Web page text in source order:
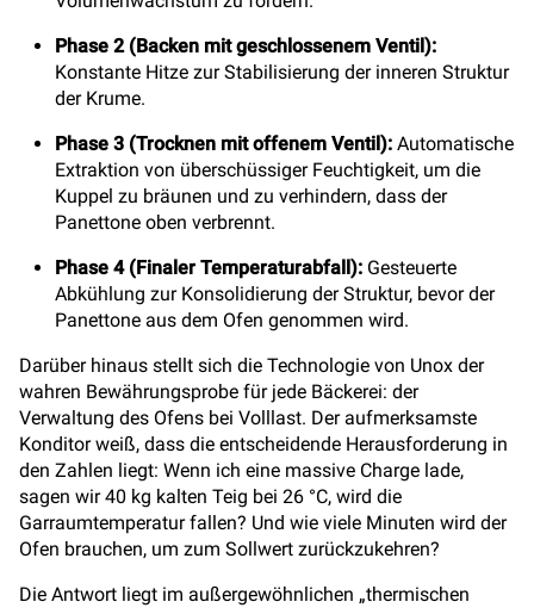
Phase 2 (Backen mit geschlossenem Ventil):
Konstante Hitze zur Stabilisierung der inneren Struktur
der Krume.
Phase 3 (Trocknen mit offenem Ventil): Automatische
Extraktion von überschüssiger Feuchtigkeit, um die
Kuppel zu bräunen und zu verhindern, dass der
Panettone oben verbrennt.
Phase 4 (Finaler Temperaturabfall): Gesteuerte
Abkühlung zur Konsolidierung der Struktur, bevor der
Panettone aus dem Ofen genommen wird.
Darüber hinaus stellt sich die Technologie von Unox der
wahren Bewährungsprobe für jede Bäckerei: der
Verwaltung des Ofens bei Volllast. Der aufmerksamste
Konditor weiß, dass die entscheidende Herausforderung in
den Zahlen liegt: Wenn ich eine massive Charge lade,
sagen wir 40 kg kalten Teig bei 26 °C, wird die
Garraumtemperatur fallen? Und wie viele Minuten wird der
Ofen brauchen, um zum Sollwert zurückzukehren?
Die Antwort liegt im außergewöhnlichen „thermischen